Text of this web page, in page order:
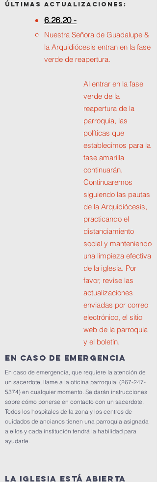
Últimas actualizaciones:
6.26.20 -
Nuestra Señora de Guadalupe &
la Arquidiócesis entran en la fase
verde de reapertura.
Al entrar en la fase
verde de la
reapertura de la
parroquia, las
políticas que
establecimos para la
fase amarilla
continuarán.
Continuaremos
siguiendo las pautas
de la Arquidiócesis,
practicando el
distanciamiento
social y manteniendo
una limpieza efectiva
de la iglesia. Por
favor, revise las
actualizaciones
enviadas por correo
electrónico, el sitio
web de la parroquia
y el boletín.
en caso de emergencia
En caso de emergencia, que requiere la atención de
un sacerdote, llame a la oficina parroquial (267-247-
5374) en cualquier momento. Se darán instrucciones
sobre cómo ponerse en contacto con un sacerdote.
Todos los hospitales de la zona y los centros de
cuidados de ancianos tienen una parroquia asignada
a ellos y cada institución tendrá la habilidad para
ayudarle.
LA IGLESIA ESTÁ ABIERTA